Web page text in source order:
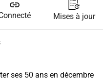
link
Mises à jour
ses 50 ans en décembre